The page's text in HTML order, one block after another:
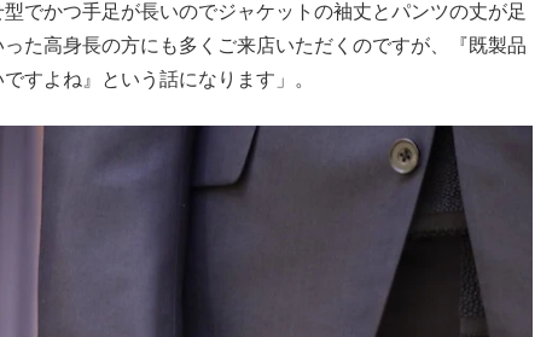
でかつ手足が長いのでジャケットの袖丈とパンツの丈が足
た高身長の方にも多くご来店いただくのですが、『既製品
すよね』という話になります」。